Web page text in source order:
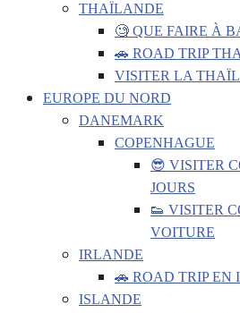
THAÏLANDE
🧐 QUE FAIRE À
🚗 ROAD TRIP
VISITER LA
EUROPE DU NORD
DANEMARK
COPENHAGUE
😎 VISITER
JOURS
👟 VISITER
VOITURE
IRLANDE
🚗 ROAD TRIP EN
ISLANDE